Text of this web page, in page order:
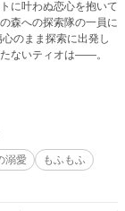
に叶わぬ恋心を抱いて
森への探索隊の一員に
のまま探索に出発し
ないティオは——。
溺愛
もふもふ